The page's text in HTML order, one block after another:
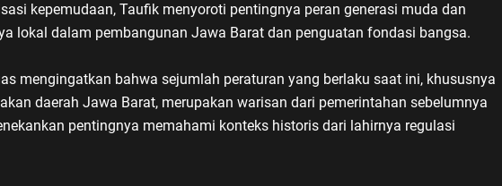
kepemudaan, Taufik menyoroti pentingnya peran generasi muda dan
lokal dalam pembangunan Jawa Barat dan penguatan fondasi bangsa.
mengingatkan bahwa sejumlah peraturan yang berlaku saat ini, khususnya
daerah Jawa Barat, merupakan warisan dari pemerintahan sebelumnya
pentingnya memahami konteks historis dari lahirnya regulasi